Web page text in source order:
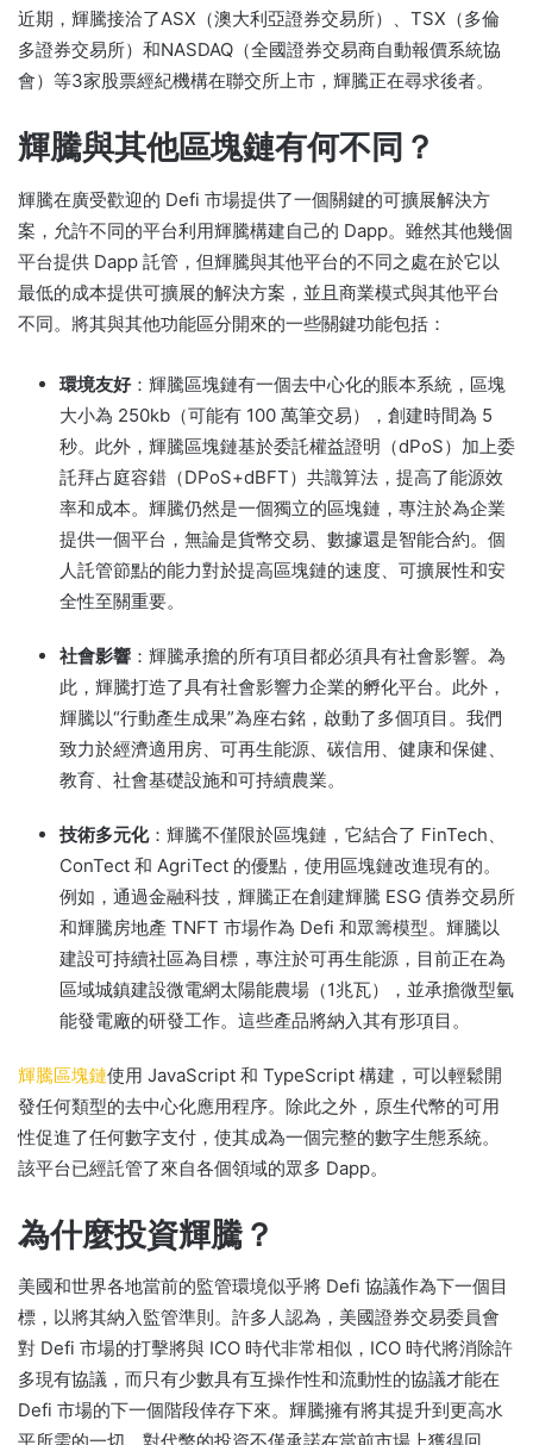
近期，輝騰接洽了ASX（澳大利亞證券交易所）、TSX（多倫
多證券交易所）和NASDAQ（全國證券交易商自動報價系統協
會）等3家股票經紀機構在聯交所上市，輝騰正在尋求後者。
輝騰與其他區塊鏈有何不同？
輝騰在廣受歡迎的 Defi 市場提供了一個關鍵的可擴展解決方
案，允許不同的平台利用輝騰構建自己的 Dapp。 雖然其他幾個
平台提供 Dapp 託管，但輝騰與其他平台的不同之處在於它以
最低的成本提供可擴展的解決方案，並且商業模式與其他平台
不同。 將其與其他功能區分開來的一些關鍵功能包括：
環境友好：輝騰區塊鏈有一個去中心化的賬本系統，區塊
大小為 250kb（可能有 100 萬筆交易），創建時間為 5
秒。 此外，輝騰區塊鏈基於委託權益證明（dPoS）加上委
託拜占庭容錯（DPoS+dBFT）共識算法，提高了能源效
率和成本。 輝騰仍然是一個獨立的區塊鏈，專注於為企業
提供一個平台，無論是貨幣交易、數據還是智能合約。 個
人託管節點的能力對於提高區塊鏈的速度、可擴展性和安
全性至關重要。
社會影響 ：輝騰承擔的所有項目都必須具有社會影響。 為
此，輝騰打造了具有社會影響力企業的孵化平台。 此外，
輝騰以“行動產生成果”為座右銘，啟動了多個項目。 我們
致力於經濟適用房、可再生能源、碳信用、健康和保健、
教育、社會基礎設施和可持續農業。
技術多元化：輝騰不僅限於區塊鏈，它結合了 FinTech、
ConTect 和 AgriTect 的優點，使用區塊鏈改進現有的。
例如，通過金融科技，輝騰正在創建輝騰 ESG 債券交易所
和輝騰房地產 TNFT 市場作為 Defi 和眾籌模型。 輝騰以
建設可持續社區為目標，專注於可再生能源，目前正在為
區域城鎮建設微電網太陽能農場（1兆瓦），並承擔微型氫
能發電廠的研發工作。 這些產品將納入其有形項目。
輝騰區塊鏈使用 JavaScript 和 TypeScript 構建， 可以輕鬆開
發任何類型的去中心化應用程序。 除此之外，原生代幣的可用
性促進了任何數字支付，使其成為一個完整的數字生態系統。
該平台已經託管了來自各個領域的眾多 Dapp。
為什麼投資輝騰？
美國和世界各地當前的監管環境似乎將 Defi 協議作為下一個目
標，以將其納入監管準則。 許多人認為，美國證券交易委員會
對 Defi 市場的打擊將與 ICO 時代非常相似，ICO 時代將消除許
多現有協議，而只有少數具有互操作性和流動性的協議才能在
Defi 市場的下一個階段倖存下來。 輝騰擁有將其提升到更高水